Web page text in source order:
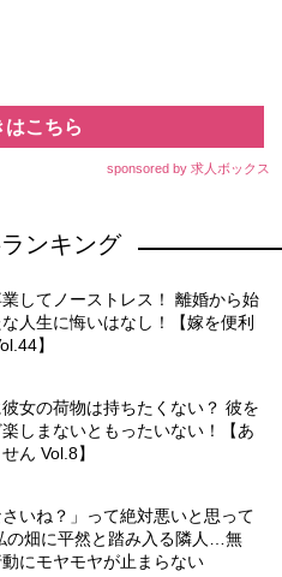
はこちら
sponsored by 求人ボックス
ンキング
してノーストレス！ 離婚から始
人生に悔いはなし！【嫁を便利
】
女の荷物は持ちたくない？ 彼を
しまないともったいない！【あ
ん Vol.8】
さいね？」って絶対悪いと思って
畑に平然と踏み入る隣人…無
にモヤモヤが止まらない